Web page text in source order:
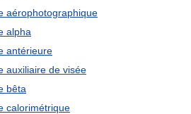
aérophotographique
alpha
antérieure
auxiliaire de visée
bêta
calorimétrique